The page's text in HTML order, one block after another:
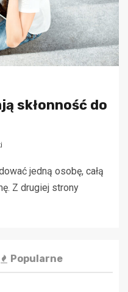
skłonność do
jedną osobę, całą
Z drugiej strony
Popularne